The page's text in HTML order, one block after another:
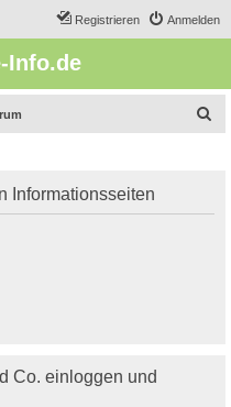
Anmelden
Registrieren
Info.de
e
Informationsseiten
Co. einloggen und